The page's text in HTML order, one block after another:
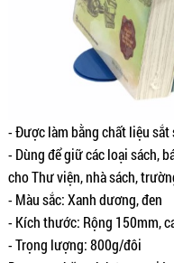
- Được làm bằng chất liệu sắt
- Dùng để giữ các loại sách,
cho Thư viện, nhà sách,
- Màu sắc: Xanh dương, đen
- Kích thước: Rộng 150mm,
- Trọng lượng: 800g/đôi